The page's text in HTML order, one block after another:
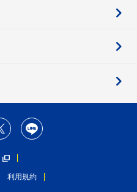
利用規約